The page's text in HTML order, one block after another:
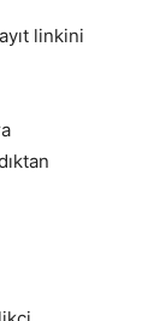
linkini